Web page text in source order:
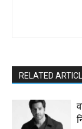
RELATED